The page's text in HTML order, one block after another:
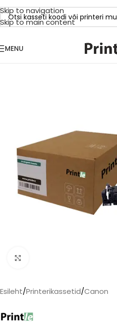
Skip to navigation
Skip to main content
MENU
Esileht/Printerikassetid/Canon